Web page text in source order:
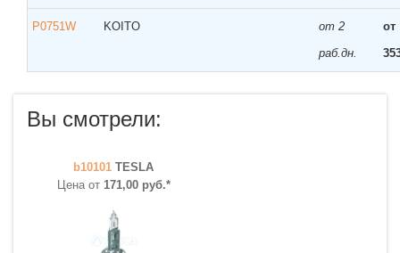
P0751W KOITO
от 2
раб.дн.
от
Вы смотрели:
b10101 TESLA
Цена от 171,00 руб.*